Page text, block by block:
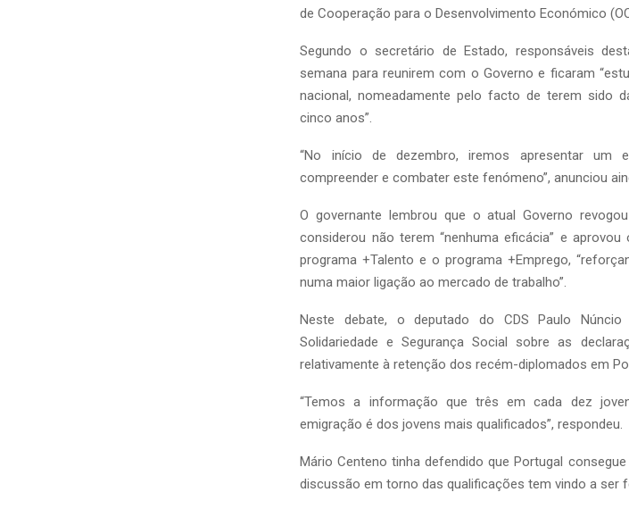
de Cooperação para o Desenvolvimento Económico
Segundo o secretário de Estado, responsáveis
semana para reunirem com o Governo e ficaram
nacional, nomeadamente pelo facto de terem sido
cinco anos”.
“No início de dezembro, iremos apresentar um
compreender e combater este fenómeno”, anunciou
O governante lembrou que o atual Governo
considerou não terem “nenhuma eficácia” e
programa +Talento e o programa +Emprego,
numa maior ligação ao mercado de trabalho”.
Neste debate, o deputado do CDS Paulo
Solidariedade e Segurança Social sobre as
relativamente à retenção dos recém-diplomados em
“Temos a informação que três em cada dez
emigração é dos jovens mais qualificados”, respondeu.
Mário Centeno tinha defendido que Portugal
discussão em torno das qualificações tem vindo a ser